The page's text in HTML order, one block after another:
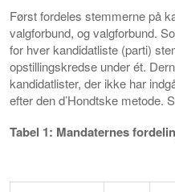
Først fordeles stemmerne på
valgforbund, og valgforbund.
for hver kandidatliste (parti)
opstillingskredse under ét.
kandidatlister, der ikke har
efter den d’Hondtske metode.
Tabel 1: Mandaternes